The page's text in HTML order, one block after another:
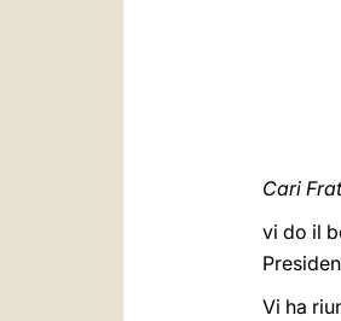
Cari
vi do il
Vi ha